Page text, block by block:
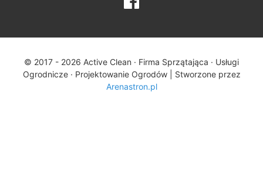
© 2017 - 2026 Active Clean · Firma Sprzątająca · Usługi
Ogrodnicze · Projektowanie Ogrodów | Stworzone przez
Arenastron.pl